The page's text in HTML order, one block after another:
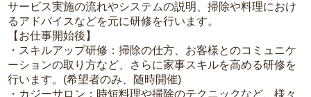
サービス実施の流れやシステムの説明、掃除や料理におけ
るアドバイスなどを元に研修を行います。
【お仕事開始後】
・スキルアップ研修：掃除の仕方、お客様とのコミュニケ
ーションの取り方など、さらに家事スキルを高める研修を
行います。(希望者のみ、随時開催)
・カジーサロン：時短料理や掃除のテクニックなど、様々